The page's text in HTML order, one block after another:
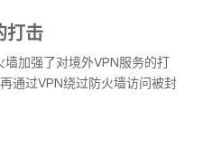
打击
加强了对境外VPN服务的打
通过VPN绕过防火墙访问被封